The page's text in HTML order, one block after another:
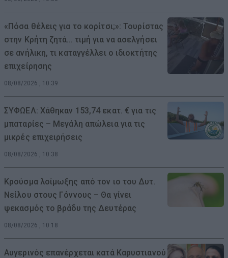
«Πόσα θέλεις για το κορίτσι;»: Τουρίστας
στην Κρήτη ζητά… τιμή για να ασελγήσει
σε ανήλικη, τι καταγγέλλει ο ιδιοκτήτης
επιχείρησης
08/08/2026 , 10:39
ΣΥΦΩΕΛ: Χάθηκαν 153,74 εκατ. € για τις
μπαταρίες – Μεγάλη απώλεια για τις
μικρές επιχειρήσεις
08/08/2026 , 10:38
Κρούσμα λοίμωξης από τον ιο του Δυτ.
Νείλου στους Γόννους – Θα γίνει
ψεκασμός το βράδυ της Δευτέρας
08/08/2026 , 10:18
Αυγερινός επανέρχεται κατά Καρυστιανού